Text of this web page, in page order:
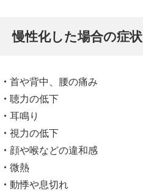
慢性化した場合の症状
首や背中、腰の痛み
聴力の低下
耳鳴り
視力の低下
顔や喉などの違和感
微熱
動悸や息切れ